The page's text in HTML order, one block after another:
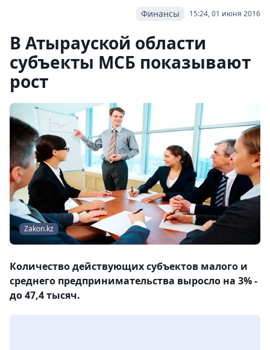
15:24, 01 июня 2016
Финансы
В Атырауской области
субъекты МСБ показывают
рост
Zakon.kz
Количество действующих субъектов малого и
среднего предпринимательства выросло на 3% -
до 47,4 тысяч.